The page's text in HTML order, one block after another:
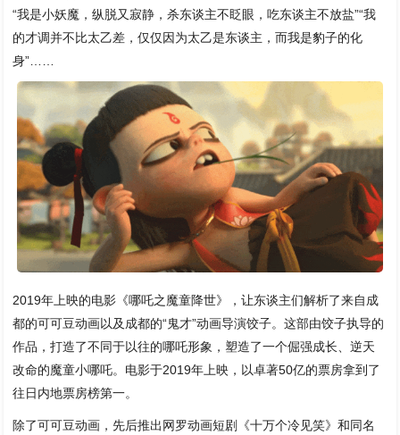
“我是小妖魔，纵脱又寂静，杀东谈主不眨眼，吃东谈主不放盐”“我
的才调并不比太乙差，仅仅因为太乙是东谈主，而我是豹子的化
身”……
2019年上映的电影《哪吒之魔童降世》，让东谈主们解析了来自成
都的可可豆动画以及成都的“鬼才”动画导演饺子。这部由饺子执导的
作品，打造了不同于以往的哪吒形象，塑造了一个倔强成长、逆天
改命的魔童小哪吒。电影于2019年上映，以卓著50亿的票房拿到了
往日内地票房榜第一。
除了可可豆动画，先后推出网罗动画短剧《十万个冷见笑》和同名